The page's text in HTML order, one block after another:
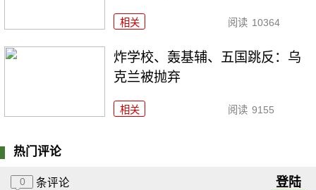
相关 阅读 10364
炸学校、轰基辅、五国跳反：乌
克兰被抛弃
相关 阅读 9155
热门评论
0 条评论 登陆